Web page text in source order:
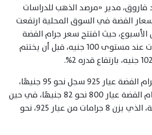
فاروق، مدير «مرصد الذهب للدراسات
الفضة في السوق المحلية ارتفعت
الأسبوع، حيث افتتح سعر جرام الفضة
عيار 999 التعاملات عند مستوى 100 جنيه، قبل أن يختتم
وأضاف أن سعر جرام الفضة عيار 925 سجل نحو 95 جنيهًا،
بينما بلغ سعر جرام الفضة عيار 800 نحو 82 جنيهًا، في حين
سجل الجنيه الفضة، الذي يزن 8 جرامات من عيار 925، نحو